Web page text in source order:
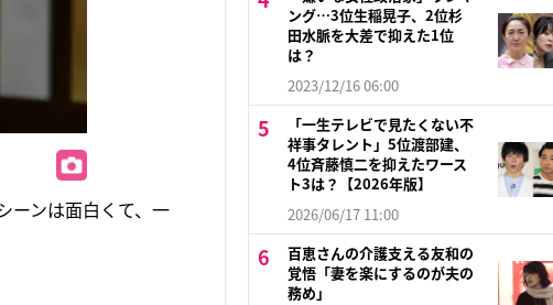
ーンは面白くて、一
ング…3位生稲晃子、2位杉
田水脈を大差で抑えた1位
は？
2023/12/16 06:00
「一生テレビで見たくない不
祥事タレント」5位渡部建、
4位斉藤慎二を抑えたワース
ト3は？【2026年版】
2026/06/17 11:00
百恵さんの介護支える友和の
覚悟「妻を楽にするのが夫の
務め」